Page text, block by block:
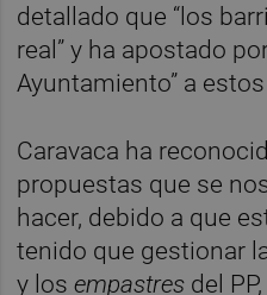
detallado que “los
real” y ha apostado
Ayuntamiento” a
Caravaca ha
propuestas que se
hacer, debido a que
tenido que gestionar
y losempastres del